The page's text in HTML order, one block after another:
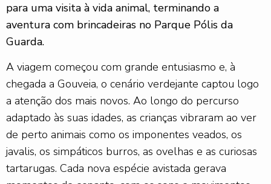
para uma visita à vida animal, terminando a
aventura com brincadeiras no Parque Pólis da
Guarda.
A viagem começou com grande entusiasmo e, à
chegada a Gouveia, o cenário verdejante captou logo
a atenção dos mais novos. Ao longo do percurso
adaptado às suas idades, as crianças vibraram ao ver
de perto animais como os imponentes veados, os
javalis, os simpáticos burros, as ovelhas e as curiosas
tartarugas. Cada nova espécie avistada gerava